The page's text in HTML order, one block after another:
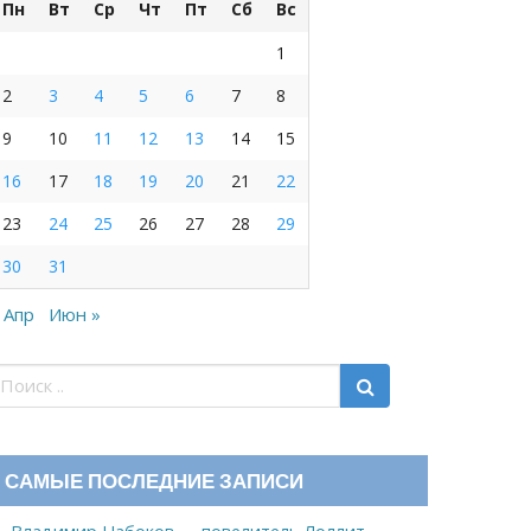
Пн Вт Ср Чт Пт Сб
Вс
1
2
3 4 5 6 7
8
9
10 11 12 13 14
15
16
17 18 19 20 21
22
23
24 25 26 27 28
29
30
31
Апр Июн »
САМЫЕ ПОСЛЕДНИЕ ЗАПИСИ